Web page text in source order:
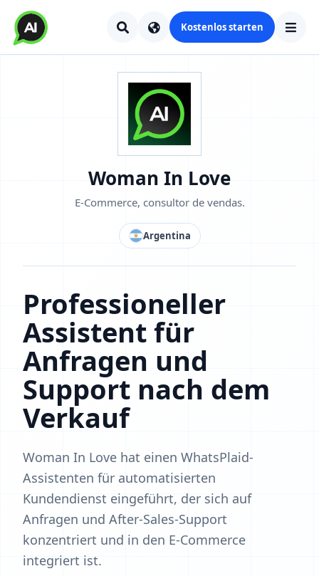
Kostenlos starten
Woman In Love
E‑Commerce, consultor de vendas.
Argentina
Professioneller
Assistent für
Anfragen und
Support nach dem
Verkauf
Woman In Love hat einen WhatsPlaid-
Assistenten für automatisierten
Kundendienst eingeführt, der sich auf
Anfragen und After‑Sales‑Support
konzentriert und in den E‑Commerce
integriert ist.